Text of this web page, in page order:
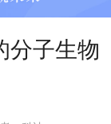
分子生物